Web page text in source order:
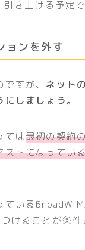
き上げる予定で
ョンを外す
すが、 ネット
しましょう。
ては最初の契約
ストになってい
ている
けることが条